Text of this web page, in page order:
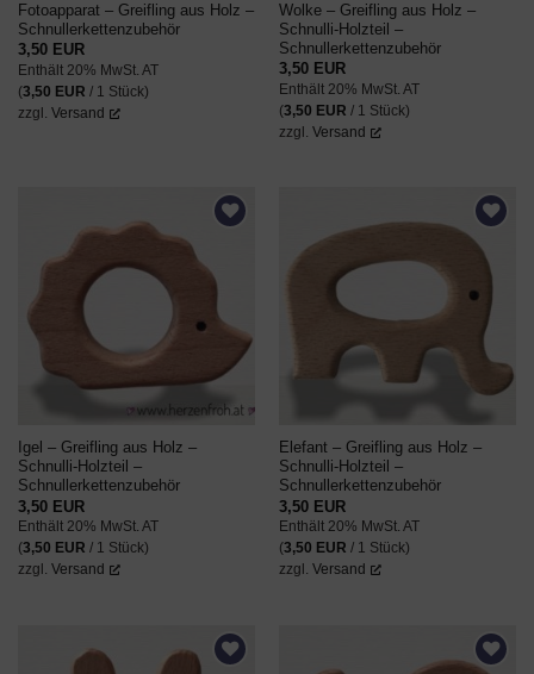
Fotoapparat – Greifling aus Holz –
Schnullerkettenzubehör
3,50 EUR
Enthält 20% MwSt. AT
(3,50 EUR / 1 Stück)
zzgl. Versand
Wolke – Greifling aus Holz –
Schnulli-Holzteil –
Schnullerkettenzubehör
3,50 EUR
Enthält 20% MwSt. AT
(3,50 EUR / 1 Stück)
zzgl. Versand
AUF DEN
WUNSCHZETTEL
Igel – Greifling aus Holz –
Schnulli-Holzteil –
Schnullerkettenzubehör
3,50 EUR
Enthält 20% MwSt. AT
(3,50 EUR / 1 Stück)
zzgl. Versand
AUF DEN
WUNSCHZETTEL
Elefant – Greifling aus Holz –
Schnulli-Holzteil –
Schnullerkettenzubehör
3,50 EUR
Enthält 20% MwSt. AT
(3,50 EUR / 1 Stück)
zzgl. Versand